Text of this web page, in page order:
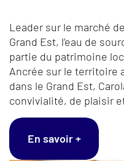
Leader sur le marché
Grand Est, l’eau de
partie du patrimoine
Ancrée sur le territoire
dans le Grand Est,
convivialité, de plaisir
En savoir +